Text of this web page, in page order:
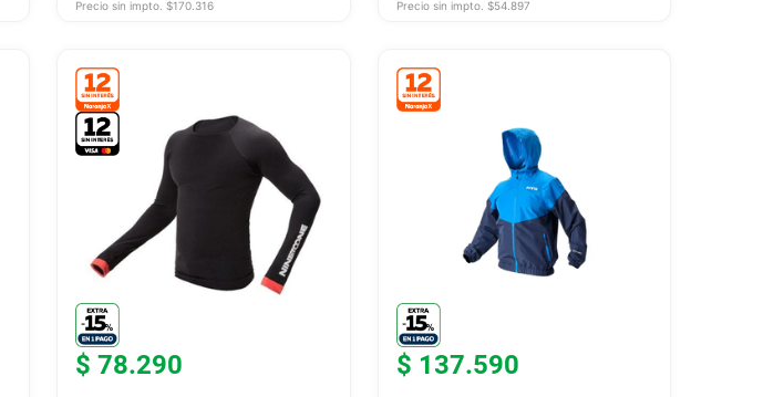
Precio sin impto. $170.316 Precio sin impto. $54.897
$ 78.290 $ 137.590